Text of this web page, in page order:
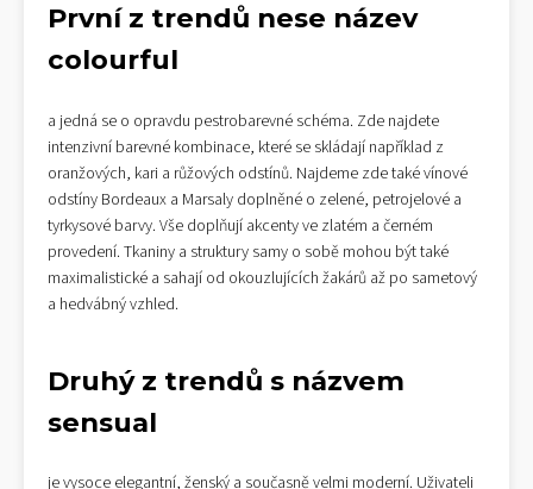
První z trendů nese název
colourful
a jedná se o opravdu pestrobarevné schéma. Zde najdete
intenzivní barevné kombinace, které se skládají například z
oranžových, kari a růžových odstínů. Najdeme zde také vínové
odstíny Bordeaux a Marsaly doplněné o zelené, petrojelové a
tyrkysové barvy. Vše doplňují akcenty ve zlatém a černém
provedení. Tkaniny a struktury samy o sobě mohou být také
maximalistické a sahají od okouzlujících žakárů až po sametový
a hedvábný vzhled.
Druhý z trendů s názvem
sensual
je vysoce elegantní, ženský a současně velmi moderní. Uživateli